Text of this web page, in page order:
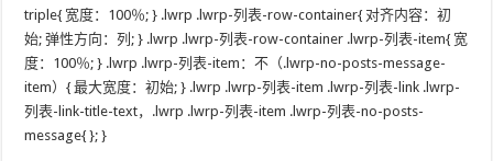
triple{ 宽度：100％; } .lwrp .lwrp-列表-row-container{ 对齐内容：初
始; 弹性方向：列; } .lwrp .lwrp-列表-row-container .lwrp-列表-item{ 宽
度：100％; } .lwrp .lwrp-列表-item：不（.lwrp-no-posts-message-
item）{ 最大宽度：初始; } .lwrp .lwrp-列表-item .lwrp-列表-link .lwrp-
列表-link-title-text，.lwrp .lwrp-列表-item .lwrp-列表-no-posts-
message{ }; }